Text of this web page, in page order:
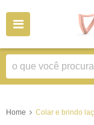
Home Colar e brindo